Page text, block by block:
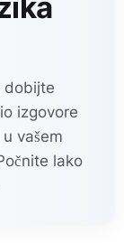
dobijte
izgovore
vašem
lako